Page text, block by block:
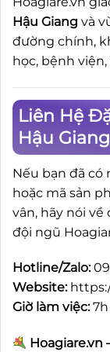
Hậu Giang và
đường chính,
học, bệnh
Liên Hệ
Hậu Giang
Nếu bạn đã có
hoặc mã sản
vân, hãy nói
đội ngũ
Hotline/Zalo:
Website:
Giờ làm việc:7h
Hoagiare.vn